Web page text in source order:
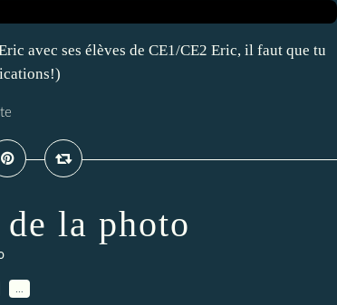
avec ses élèves de CE1/CE2 Eric, il faut que tu
la photo